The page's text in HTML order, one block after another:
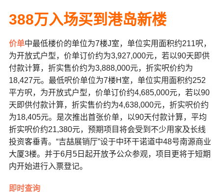
388万入场买到港岛新楼
价单中最低楼价的单位为7楼J室，单位实用面积约211呎，
为开放式户型，价单订价约为3,927,000元，若以90天即供
付款计算，折实售价约为3,888,000元，折实呎价约为
18,427元。最低呎价单位为7楼H室，单位实用面积约252
平方呎，为开放式户型，价单订价约4,685,000元，若以90
天即供付款计算，折实售价约为4,638,000元，折实呎价约
为18,405元。是次推出首张价单，以90天付款计算，平均
折实呎价约21,380元，预期项目将会受到不少用家及长线
投资客垂青。“吉喆展销厅”设于中环干诺道中48号南源商业
大厦3楼。并于6月5日起开放予公众参观，项目更将于短期
内开始进行入票登记。
即时查询